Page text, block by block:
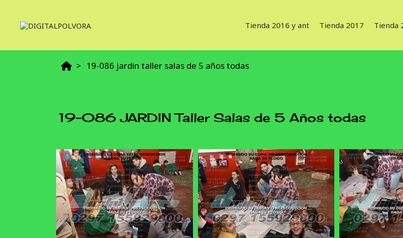
Tienda 2016 y ant Tienda 2017 Tienda
19-086 jardin taller salas de 5 años todas
19-086 JARDIN Taller Salas de 5 Años todas